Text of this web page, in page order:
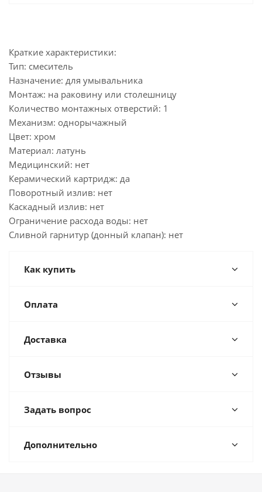
Краткие характеристики:
Тип: смеситель
Назначение: для умывальника
Монтаж: на раковину или столешницу
Количество монтажных отверстий: 1
Механизм: однорычажный
Цвет: хром
Материал: латунь
Медицинский: нет
Керамический картридж: да
Поворотный излив: нет
Каскадный излив: нет
Ограничение расхода воды: нет
Сливной гарнитур (донный клапан): нет
Как купить
Оплата
Доставка
Отзывы
Задать вопрос
Дополнительно